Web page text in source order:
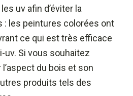
uv afin d’éviter la
: les peintures colorées ont
ce qui est très efficace
uv. Si vous souhaitez
du bois et son
produits tels des